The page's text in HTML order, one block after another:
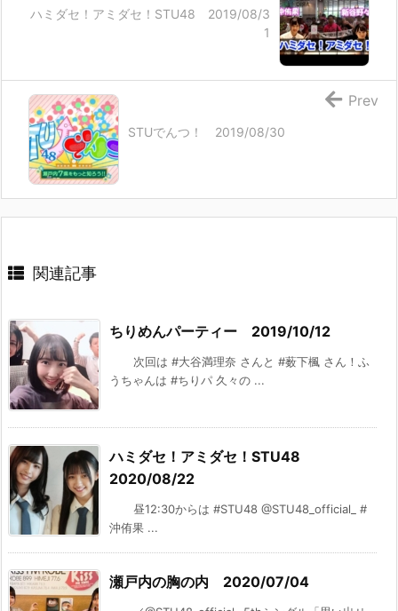
ハミダセ！アミダセ！STU48 2019/08/3
1
STUでんつ！ 2019/08/30
Prev
関連記事
ちりめんパーティー 2019/10/12
次回は #大谷満理奈 さんと #薮下楓 さん！ふ
うちゃんは #ちりパ 久々の ...
ハミダセ！アミダセ！STU48
2020/08/22
昼12:30からは #STU48 @STU48_official_ #
沖侑果 ...
瀬戸内の胸の内 2020/07/04